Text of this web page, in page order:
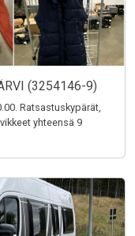
(3254146-9)
Ratsastuskypärät,
yhteensä 9